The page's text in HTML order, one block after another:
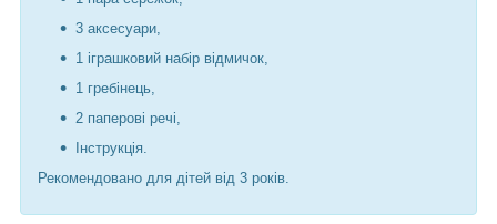
3 аксесуари,
1 іграшковий набір відмичок,
1 гребінець,
2 паперові речі,
Інструкція.
Рекомендовано для дітей від 3 років.